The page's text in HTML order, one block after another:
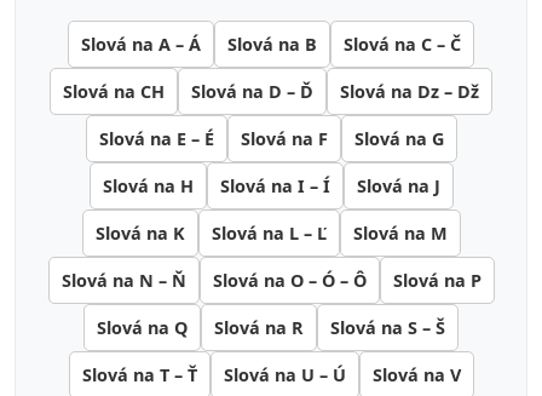
Slová na A – Á Slová na B Slová na C – Č
Slová na CH Slová na D – Ď Slová na Dz – Dž
Slová na E – É Slová na F Slová na G
Slová na H Slová na I – Í Slová na J
Slová na K Slová na L – Ľ Slová na M
Slová na N – Ň Slová na O – Ó – Ô Slová na P
Slová na Q Slová na R Slová na S – Š
Slová na T – Ť Slová na U – Ú Slová na V